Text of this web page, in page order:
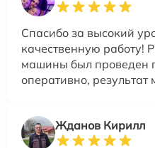
Спасибо за высокий
качественную работу!
машины был проведен
оперативно,
Жданов Кирилл